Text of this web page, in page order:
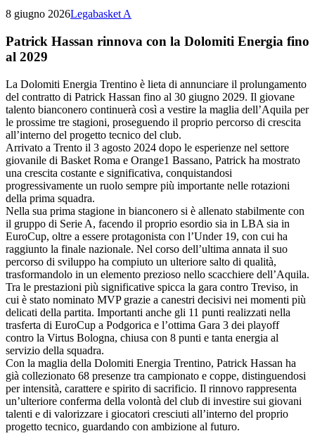
8 giugno 2026Legabasket A
Patrick Hassan rinnova con la Dolomiti Energia fino
al 2029
La Dolomiti Energia Trentino è lieta di annunciare il prolungamento
del contratto di Patrick Hassan fino al 30 giugno 2029. Il giovane
talento bianconero continuerà così a vestire la maglia dell’Aquila per
le prossime tre stagioni, proseguendo il proprio percorso di crescita
all’interno del progetto tecnico del club.
Arrivato a Trento il 3 agosto 2024 dopo le esperienze nel settore
giovanile di Basket Roma e Orange1 Bassano, Patrick ha mostrato
una crescita costante e significativa, conquistandosi
progressivamente un ruolo sempre più importante nelle rotazioni
della prima squadra.
Nella sua prima stagione in bianconero si è allenato stabilmente con
il gruppo di Serie A, facendo il proprio esordio sia in LBA sia in
EuroCup, oltre a essere protagonista con l’Under 19, con cui ha
raggiunto la finale nazionale. Nel corso dell’ultima annata il suo
percorso di sviluppo ha compiuto un ulteriore salto di qualità,
trasformandolo in un elemento prezioso nello scacchiere dell’Aquila.
Tra le prestazioni più significative spicca la gara contro Treviso, in
cui è stato nominato MVP grazie a canestri decisivi nei momenti più
delicati della partita. Importanti anche gli 11 punti realizzati nella
trasferta di EuroCup a Podgorica e l’ottima Gara 3 dei playoff
contro la Virtus Bologna, chiusa con 8 punti e tanta energia al
servizio della squadra.
Con la maglia della Dolomiti Energia Trentino, Patrick Hassan ha
già collezionato 68 presenze tra campionato e coppe, distinguendosi
per intensità, carattere e spirito di sacrificio. Il rinnovo rappresenta
un’ulteriore conferma della volontà del club di investire sui giovani
talenti e di valorizzare i giocatori cresciuti all’interno del proprio
progetto tecnico, guardando con ambizione al futuro.